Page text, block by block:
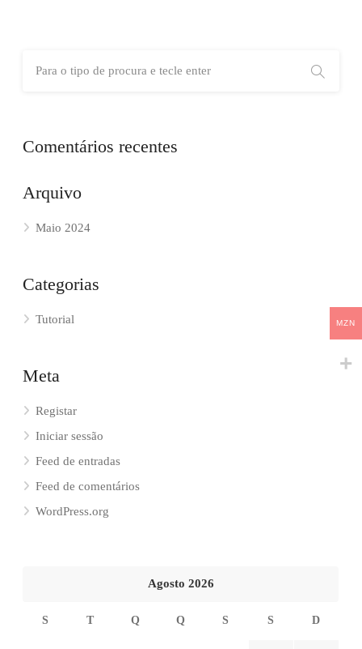
Comentários recentes
Arquivo
Maio 2024
Categorias
Tutorial
Meta
Registar
Iniciar sessão
Feed de entradas
Feed de comentários
WordPress.org
Agosto 2026
S T Q Q S S D
MZN